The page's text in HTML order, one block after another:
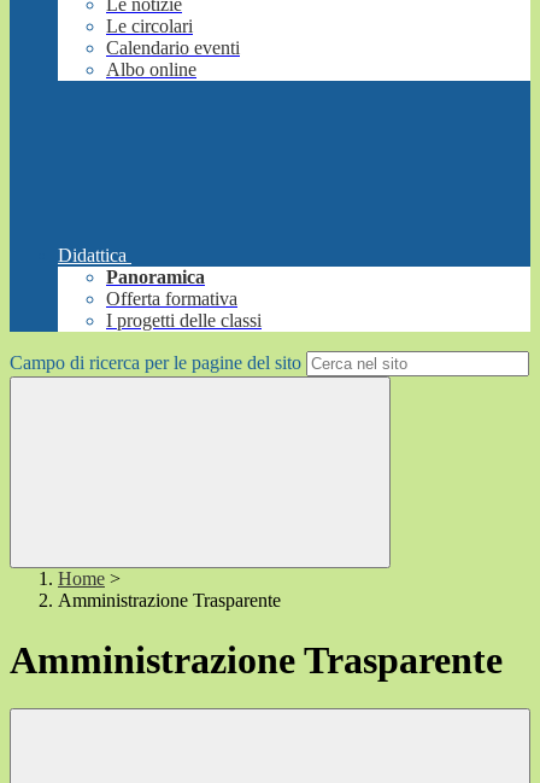
Le notizie
Le circolari
Calendario eventi
Albo online
Didattica
Panoramica
Offerta formativa
I progetti delle classi
Campo di ricerca per le pagine del sito
Home >
Amministrazione Trasparente
Amministrazione Trasparente